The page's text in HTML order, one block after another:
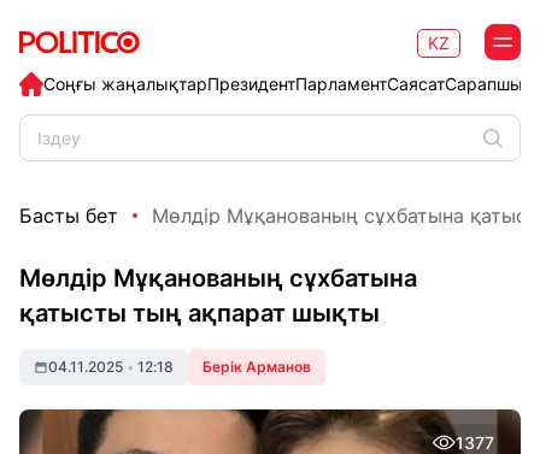
Соңғы жаңалықтарПрезидентПарламентСаясат
KZ
Басты бет Мөлдір Мұқанованың сұхбатына
Мөлдір Мұқанованың сұхбатына
қатысты тың ақпарат шықты
04.11.2025 • 12:18 Берік Арманов
1377